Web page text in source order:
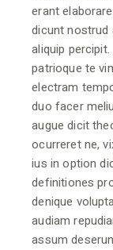
erant
dicunt nostrud
aliquip
patrioque te
electram
duo facer
augue dicit
ocurreret ne,
ius in option
definitiones
denique
audiam
assum